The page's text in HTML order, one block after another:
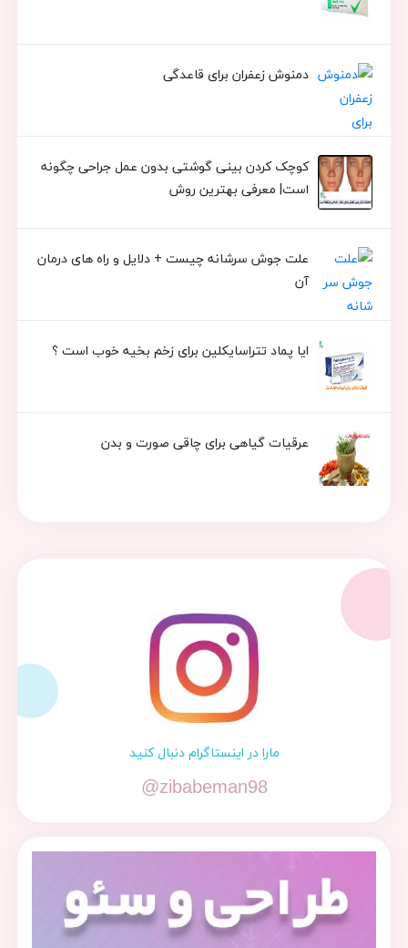
دمنوش زعفران برای قاعدگی
کوچک کردن بینی گوشتی بدون عمل جراحی چگونه
است| معرفی بهترین روش
علت جوش سرشانه چیست + دلایل و راه های درمان
آن
ایا پماد تتراسایکلین برای زخم بخیه خوب است ؟
عرقیات گیاهی برای چاقی صورت و بدن
مارا در اینستاگرام دنبال کنید
@zibabeman98